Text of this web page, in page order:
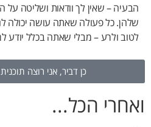
הבעיה – שאין לך וודאות ושליטה על
שלהן. כל פעולה שאתה עושה יכולה
לטוב ולרע – מבלי שאתה בכלל יודע
כן דביר, אני רוצה
ואחרי הכל...